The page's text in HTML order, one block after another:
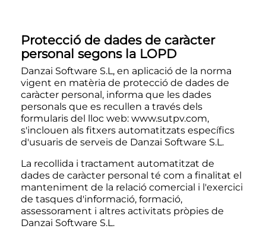
Protecció de dades de caràcter
personal segons la LOPD
Danzai Software S.L, en aplicació de la norma
vigent en matèria de protecció de dades de
caràcter personal, informa que les dades
personals que es recullen a través dels
formularis del lloc web: www.sutpv.com,
s'inclouen als fitxers automatitzats específics
d'usuaris de serveis de Danzai Software S.L.
La recollida i tractament automatitzat de
dades de caràcter personal té com a finalitat el
manteniment de la relació comercial i l'exercici
de tasques d'informació, formació,
assessorament i altres activitats pròpies de
Danzai Software S.L.